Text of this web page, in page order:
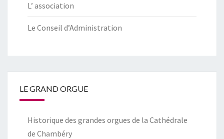
L’ association
Le Conseil d’Administration
LE GRAND ORGUE
Historique des grandes orgues de la Cathédrale
de Chambéry